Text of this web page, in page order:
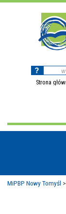
Strona
MiPBP Nowy Tomyśl >